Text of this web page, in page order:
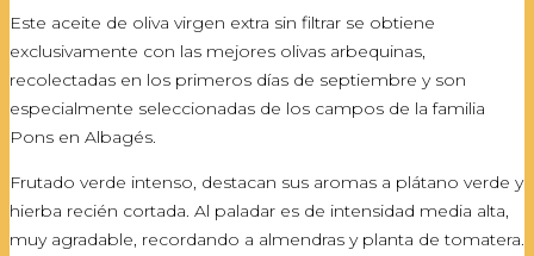
Este aceite de oliva virgen extra sin filtrar se obtiene
exclusivamente con las mejores olivas arbequinas,
recolectadas en los primeros días de septiembre y son
especialmente seleccionadas de los campos de la familia
Pons en Albagés.
Frutado verde intenso, destacan sus aromas a plátano verde y
hierba recién cortada. Al paladar es de intensidad media alta,
muy agradable, recordando a almendras y planta de tomatera.